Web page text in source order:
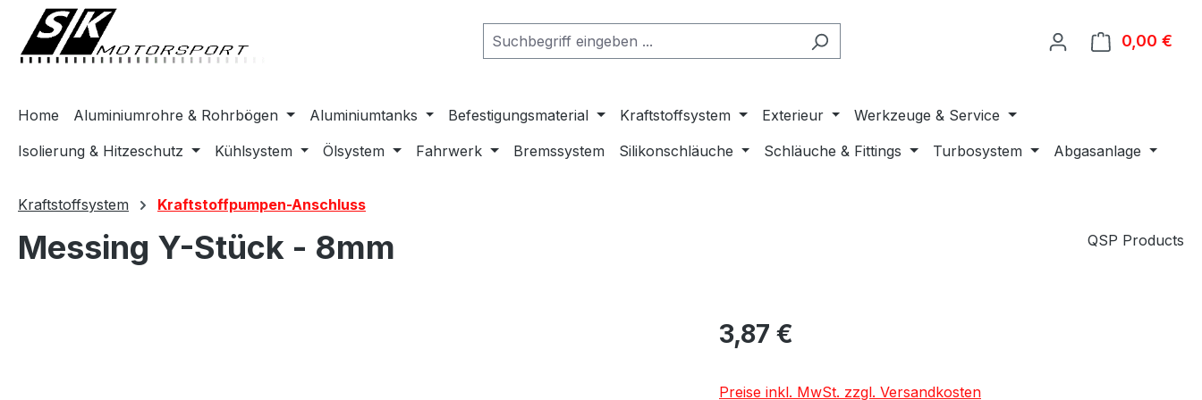
Zur Hauptnavigation springen
0,00 €
Home Aluminiumrohre & Rohrbögen Aluminiumtanks Befestigungsmaterial Kraftstoffsystem Exterieur
Werkzeuge & Service
Isolierung & Hitzeschutz
Kühlsystem Ölsystem Fahrwerk Bremssystem Silikonschläuche Schläuche & Fittings Turbosystem Abgasanlage
Kraftstoffsystem Kraftstoffpumpen-Anschluss
Messing Y-Stück - 8mm QSP Products
3,87 €
Preise inkl. MwSt. zzgl. Versandkosten